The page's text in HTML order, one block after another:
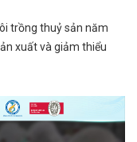
trồng thuỷ sản năm
xuất và giảm thiểu